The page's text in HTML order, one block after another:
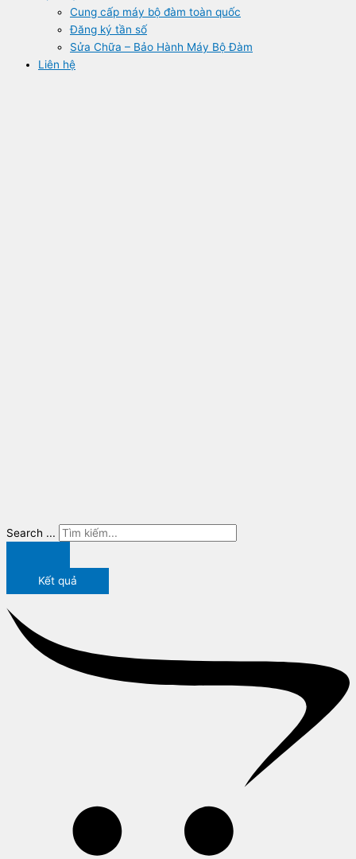
Cung cấp máy bộ đàm toàn quốc
Đăng ký tần số
Sửa Chữa – Bảo Hành Máy Bộ Đàm
Liên hệ
Search ...
Kết quả